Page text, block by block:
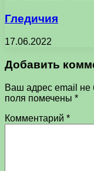
Гледичия
17.06.2022
Добавить
Ваш адрес email не
поля помечены *
Комментарий *